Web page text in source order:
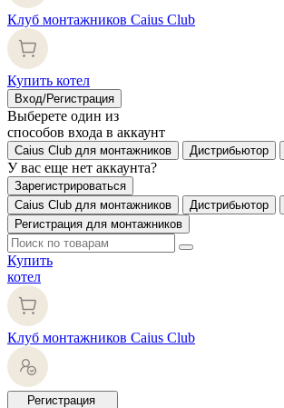
Клуб монтажников Caius Club
Купить котел
Вход/Регистрация
Выберете один из
способов входа в аккаунт
Caius Club для монтажников Дистрибьютор
У вас еще нет аккаунта?
Зарегистрироваться
Caius Club для монтажников
Дистрибьютор
Регистрация для монтажников
Купить
котел
Клуб монтажников Caius Club
Регистрация